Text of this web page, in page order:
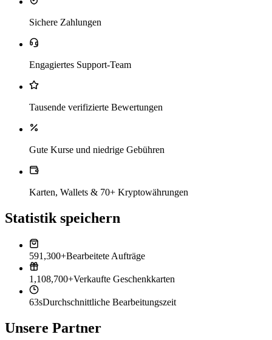
Sichere Zahlungen
Engagiertes Support-Team
Tausende verifizierte Bewertungen
Gute Kurse und niedrige Gebühren
Karten, Wallets & 70+ Kryptowährungen
Statistik speichern
591,300+Bearbeitete Aufträge
1,108,700+Verkaufte Geschenkkarten
63sDurchschnittliche Bearbeitungszeit
Unsere Partner